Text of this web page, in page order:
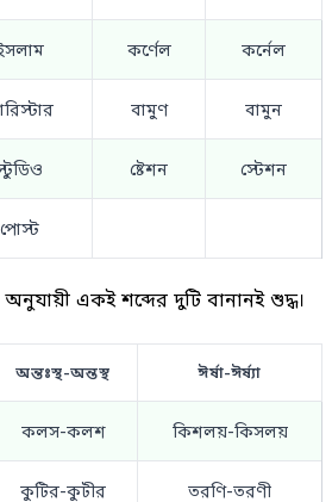
কর্ণেল কর্নেল
বামুণ বামুন
ষ্টেশন স্টেশন
পোস্ট
অনুযায়ী একই শব্দের দুটি বানানই শুদ্ধ।
অন্তঃস্থ-অন্তস্থ ঈর্ষা-ঈর্ষ্যা
কলস-কলশ কিশলয়-কিসলয়
কুটির-কুটীর তরণি-তরণী